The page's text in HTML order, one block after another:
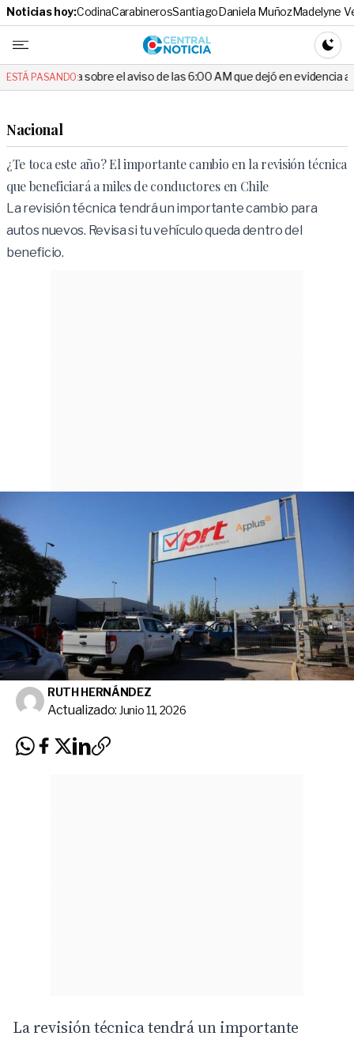
Noticias hoy:CodinaCarabinerosSantiagoDaniela MuñozMadelyne
Central
ESTÁ PASANDO:
el aviso de las 6:00 AM que dejó en evidencia al Delegado
Nacional
¿Te toca este año? El importante cambio en la revisión técnica
que beneficiará a miles de conductores en Chile
La revisión técnica tendrá un importante cambio para
autos nuevos. Revisa si tu vehículo queda dentro del
beneficio.
RUTH HERNÁNDEZ
Actualizado: Junio 11, 2026
La revisión técnica tendrá un importante